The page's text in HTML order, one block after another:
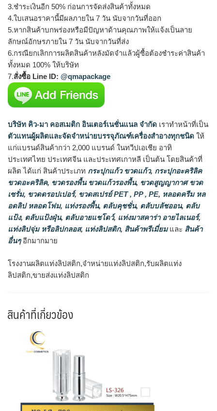
3.ชำระเงินอีก 50% ก่อนการจัดส่งสินค้าทั้งหมด
4.ใบเสนอราคานี้มีผลภายใน 7 วัน นับจากวันที่ออก
5.หากสินค้าบกพร่องหรือมีปัญหาด้านคุณภาพให้แจ้งเป็นลาย
ลักษณ์อักษรภายใน 7 วัน นับจากวันที่ส่ง
6.กรณียกเลิกการผลิตสินค้าหลังมัดจำแล้วผู้ซื้อต้องชำระค่าสินค้า
ทั้งหมด 100% ให้บริษัท
7.สั่งซื้อ Line ID: @qmapackage
บริษัท คิว-มา คอสเมติก อินเตอร์เนชั่นแนล จำกัด เราทำหน้าที่เป็น
ตัวแทนผู้ผลิตและจัดจำหน่ายบรรจุภัณฑ์เครื่องสำอางทุกชนิด ให้
แก่แบรนด์สินค้ากว่า 2,000 แบรนด์ ในทวีปเอเชีย อาทิ
ประเทศไทย ประเทศจีน และประเทศเกาหลี เป็นต้น โดยสินค้าที่
ผลิต ได้แก่ สินค้าประเภท กระปุกแก้ว ขวดแก้ว, กระปุกอะคริลิค
ขวดอะคริลิค, ขวดรองพื้น ขวดแก้วรองพื้น, ขวดสูญญากาศ ขวด
เซรั่ม, ขวดดรอปเปอร์, ขวดสเปรย์ PET , PP , PE, หลอดครีม หล
อดลิป หลอดโฟม, แท่งรองพื้น, ตลับคุชชั่น, ตลับบลัชออน, ตลับ
แป้ง, ตลับแป้งฝุ่น, ตลับอายแชโดว์, แท่งมาสคาร่า อายไลเนอร์,
แท่งลิปจุ่ม หรือลิปกลอส, แท่งลิปสติก, สินค้าพรีเมี่ยมและ สินค้า
อื่นๆอีกมากมาย
โรงงานผลิตแท่งลิปสติก,จำหน่ายแท่งลิปสติก,รับผลิตแท่ง
ลิปสติก,ขายส่งแท่งลิปสติก
สินค้าที่เกี่ยวข้อง